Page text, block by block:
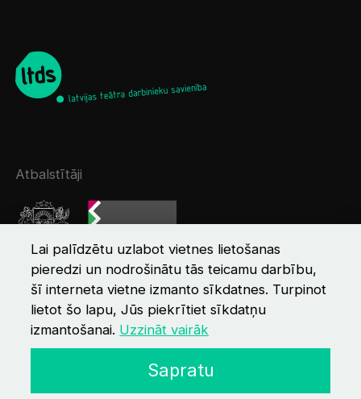
Kontakti
Atbalstītāji
Lai palīdzētu uzlabot vietnes lietošanas
pieredzi un nodrošinātu tās teicamu darbību,
šī interneta vietne izmanto sīkdatnes. Turpinot
lietot šo lapu, Jūs piekrītiet sīkdatņu
izmantošanai. Uzzināt vairāk
Sapratu